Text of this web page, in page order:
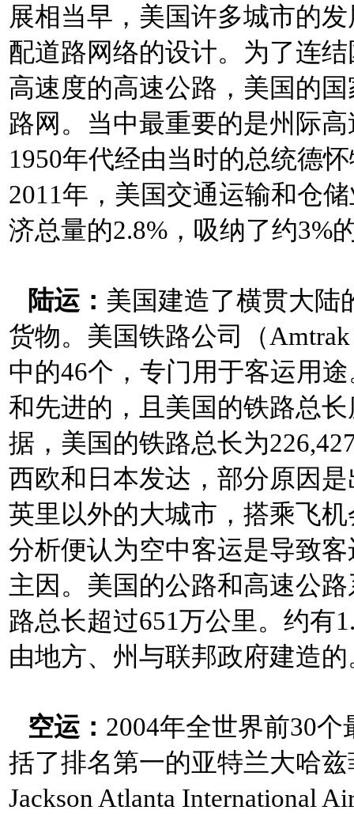
展相当早，美国许多城市的
配道路网络的设计。为了连
高速度的高速公路，美国的
路网。当中最重要的是州际
1950年代经由当时的总统德
2011年，美国交通运输和仓
济总量的2.8%，吸纳了约3%
陆运： 美国建造了横贯大陆
货物。美国铁路公司（
中的46个，专门用于客运用
和先进的，且美国的铁路总
据，美国的铁路总长为
西欧和日本发达，部分原因
英里以外的大城市，搭乘飞
分析便认为空中客运是导致
主因。 美国的公路和高速公
路总长超过651万公里。约有
由地方、州与联邦政府建造的
空运： 2004年全世界前30
括了排名第一的亚特兰大哈
Jackson Atlanta International